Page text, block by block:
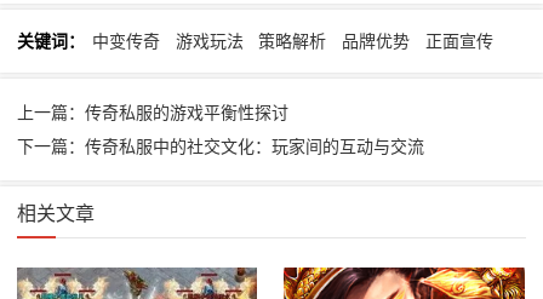
关键词： 中变传奇 游戏玩法 策略解析 品牌优势 正面宣传
上一篇：传奇私服的游戏平衡性探讨
下一篇：传奇私服中的社交文化：玩家间的互动与交流
相关文章